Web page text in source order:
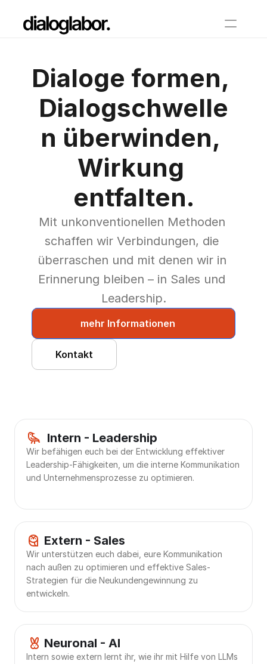
on demand
virtueller Espresso
Christian
Select Language
German
Dialoge formen,
Dialogschwelle
n überwinden,
Wirkung
entfalten.
Mit unkonventionellen Methoden
schaffen wir Verbindungen, die
überraschen und mit denen wir in
Erinnerung bleiben – in Sales und
Leadership.
mehr Informationen
Kontakt
       Intern - Leadership
Wir befähigen euch bei der Entwicklung effektiver
Leadership-Fähigkeiten, um die interne Kommunikation
und Unternehmensprozesse zu optimieren.
      Extern - Sales
Wir unterstützen euch dabei, eure Kommunikation
nach außen zu optimieren und effektive Sales-
Strategien für die Neukundengewinnung zu
entwickeln.
      Neuronal - AI
Intern sowie extern lernt ihr, wie ihr mit Hilfe von LLMs